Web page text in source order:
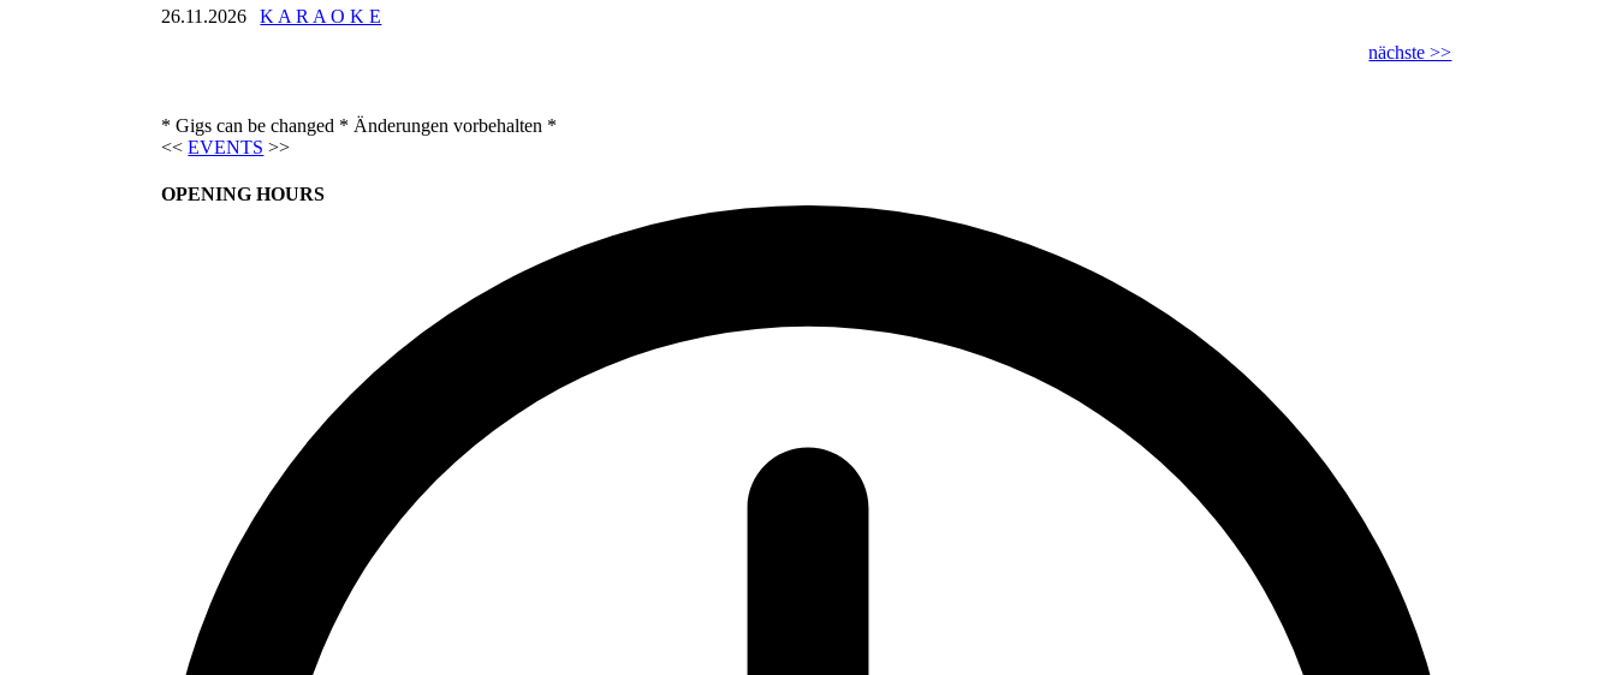
26.11.2026
K A R A O K E
nächste >>
* Gigs can be changed * Änderungen vorbehalten *
<<EVENTS >>
OPENING HOURS